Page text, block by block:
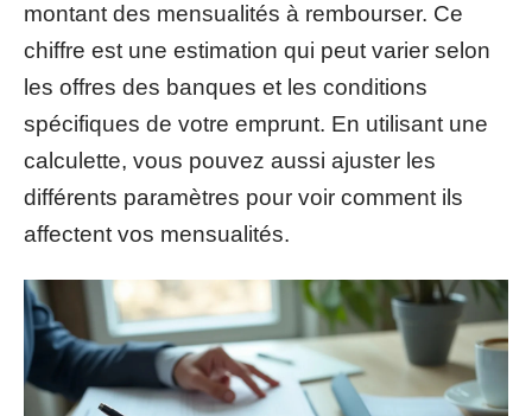
montant des mensualités à rembourser. Ce
chiffre est une estimation qui peut varier selon
les offres des banques et les conditions
spécifiques de votre emprunt. En utilisant une
calculette, vous pouvez aussi ajuster les
différents paramètres pour voir comment ils
affectent vos mensualités.